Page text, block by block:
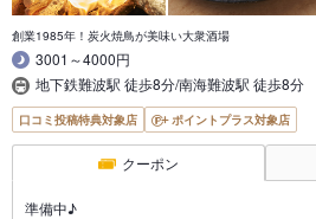
創業1985年！炭火焼鳥が美味い大衆酒場
3001～4000円
地下鉄難波駅 徒歩8分/南海難波駅 徒歩8分
口コミ投稿特典対象店 ポイントプラス対象店
クーポン
準備中♪